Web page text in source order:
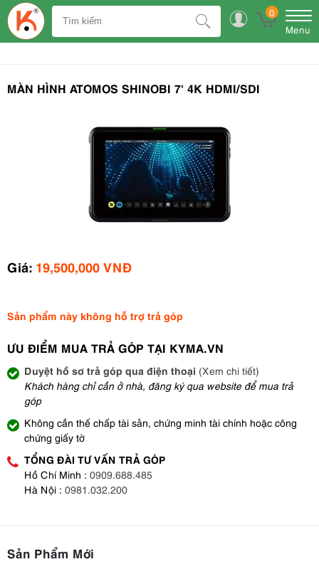
0
Menu
MÀN HÌNH ATOMOS SHINOBI 7' 4K HDMI/SDI
Giá: 19,500,000 VNĐ
Sản phẩm này không hỗ trợ trả góp
ƯU ĐIỂM MUA TRẢ GÓP TẠI KYMA.VN
Duyệt hồ sơ trả góp qua điện thoại (Xem chi tiết)
Khách hàng chỉ cần ở nhà, đăng ký qua website để mua trả
góp
Không cần thế chấp tài sản, chứng minh tài chính hoặc công
chứng giấy tờ
TỔNG ĐÀI TƯ VẤN TRẢ GÓP
Hồ Chí Minh : 0909.688.485
Hà Nội : 0981.032.200
Sản Phẩm Mới